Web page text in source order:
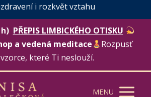
i rozkvět vztahu
h) PŘEPIS LIMBICKÉHO OTISKU
a vedená meditace
Rozpusť
které Ti neslouží.
MENU